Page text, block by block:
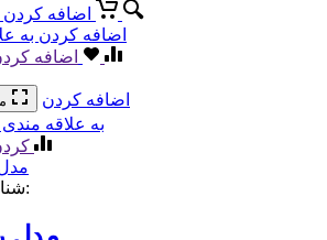
اضافه
اضافه کردن به
اضافه
اضافه کردن
به علاقه مندی
شناسه محصول: